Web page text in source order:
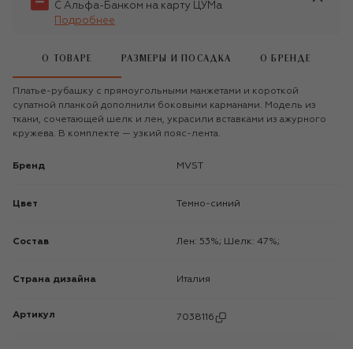
С Альфа-Банком на карту ЦУМа
Подробнее
О ТОВАРЕ РАЗМЕРЫ И ПОСАДКА О БРЕНДЕ
Платье-рубашку с прямоугольными манжетами и короткой
супатной планкой дополнили боковыми карманами. Модель из
ткани, сочетающей шелк и лен, украсили вставками из ажурного
кружева. В комплекте — узкий пояс-лента.
Бренд MVST
Цвет Темно-синий
Состав Лен: 53%; Шелк: 47%;
Страна дизайна Италия
Артикул 7038116